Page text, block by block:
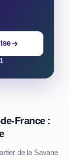
France :
de la Savane